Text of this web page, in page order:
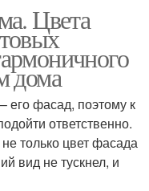
Цвета
дома
его фасад, поэтому к
ответственно.
только цвет фасада
вид не тускнел, и